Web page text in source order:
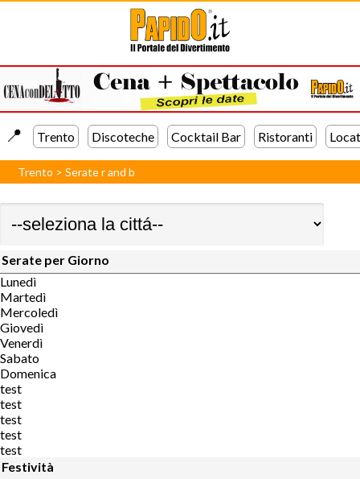
📍️ Trento Discoteche Cocktail Bar Ristoranti
Trento >Serate r and b
Serate per Giorno
Lunedì
Martedì
Mercoledì
Giovedì
Venerdì
Sabato
Domenica
test
test
test
test
test
Festività